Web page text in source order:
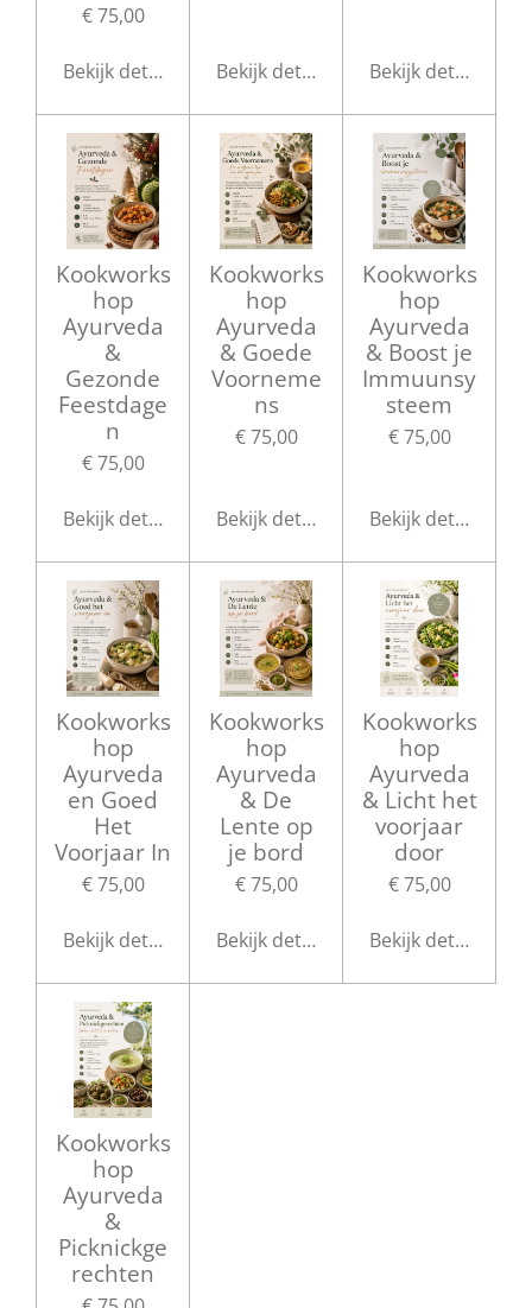
€ 75,00
Bekijk details Bekijk details Bekijk details
Kookworks
hop
Ayurveda
&
Gezonde
Feestdage
n
€ 75,00
Bekijk details
Kookworks
hop
Ayurveda
& Goede
Voorneme
ns
€ 75,00
Bekijk details
Kookworks
hop
Ayurveda
& Boost je
Immuunsy
steem
€ 75,00
Bekijk details
Kookworks
hop
Ayurveda
en Goed
Het
Voorjaar In
€ 75,00
Bekijk details
Kookworks
hop
Ayurveda
& De
Lente op
je bord
€ 75,00
Bekijk details
Kookworks
hop
Ayurveda
& Licht het
voorjaar
door
€ 75,00
Bekijk details
Kookworks
hop
Ayurveda
&
Picknickge
rechten